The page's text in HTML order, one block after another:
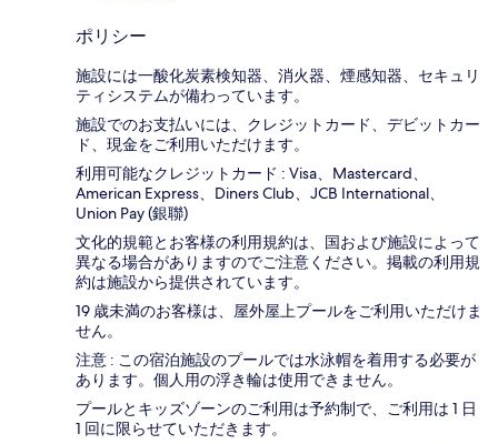
ポリシー
施設には一酸化炭素検知器、消火器、煙感知器、セキュリ
ティシステムが備わっています。
施設でのお支払いには、クレジットカード、デビットカー
ド、現金をご利用いただけます。
利用可能なクレジットカード : Visa、Mastercard、
American Express、Diners Club、JCB International、
Union Pay (銀聯)
文化的規範とお客様の利用規約は、国および施設によって
異なる場合がありますのでご注意ください。掲載の利用規
約は施設から提供されています。
19 歳未満のお客様は、屋外屋上プールをご利用いただけま
せん。
注意 : この宿泊施設のプールでは水泳帽を着用する必要が
あります。個人用の浮き輪は使用できません。
プールとキッズゾーンのご利用は予約制で、ご利用は 1 日
1 回に限らせていただきます。